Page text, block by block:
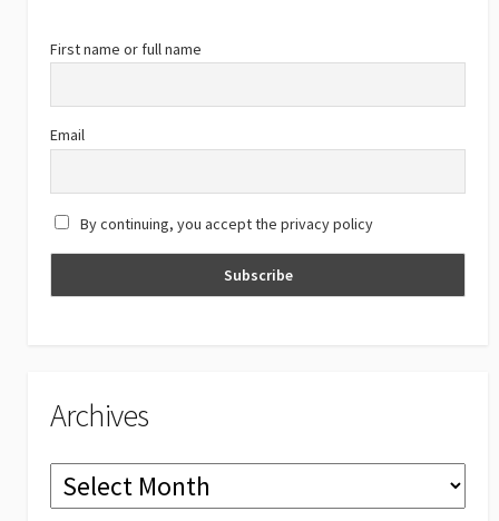
o
k
m b
e
a
n
el
First name or full name
Email
By continuing, you accept the privacy policy
Archives
Archives